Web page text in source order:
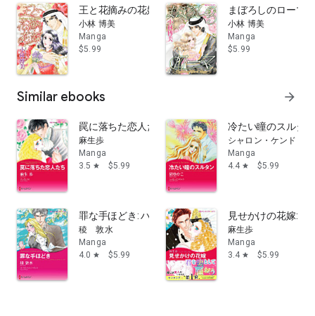
王と花摘みの花嫁: ハーレクインコミックス
小林 博美
Manga
$5.99
まぼろしのローマ:
小林 博美
Manga
$5.99
Similar ebooks arrow_forward
罠に落ちた恋人たち: ハーレクインコミックス
麻生歩
Manga
3.5 star $5.99
冷たい瞳のスルタ
シャロン・ケンドリ
Manga
4.4 star $5.99
罪な手ほどき: ハーレクインコミックス
稜 敦水
Manga
4.0 star $5.99
見せかけの花嫁: ハ
麻生歩
Manga
3.4 star $5.99